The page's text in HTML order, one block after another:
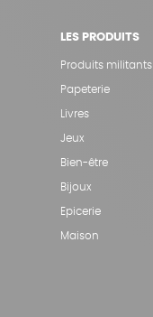
LES PRODUITS
Produits militants
Papeterie
Livres
Jeux
Bien-être
Bijoux
Epicerie
Maison